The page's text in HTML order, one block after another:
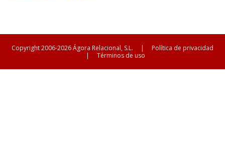
Copyright 2006-2026 Ágora Relacional, S.L. |
Política de privacidad
|
Términos de uso